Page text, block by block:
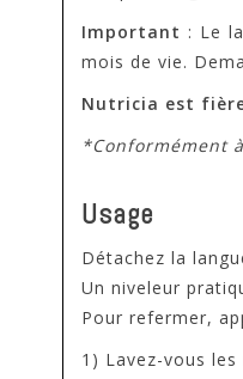
Important : Le
mois de vie.
Nutricia est
*Conformément
Usage
Détachez la
Un niveleur
Pour refermer,
1) Lavez-vous